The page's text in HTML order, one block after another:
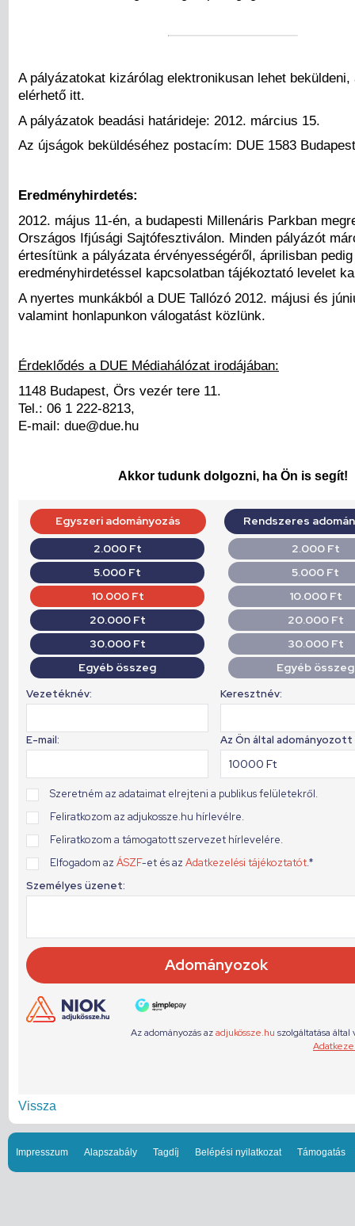
A pályázatokat kizárólag elektronikusan lehet
elérhető itt.
A pályázatok beadási határideje: 2012. március 15.
Az újságok beküldéséhez postacím: DUE 1583
Eredményhirdetés:
2012. május 11-én, a budapesti Millenáris Parkban
Országos Ifjúsági Sajtófesztiválon. Minden pályázót
értesítünk a pályázata érvényességéről, áprilisban
eredményhirdetéssel kapcsolatban tájékoztató levelet
A nyertes munkákból a DUE Tallózó 2012. májusi és
valamint honlapunkon válogatást közlünk.
Érdeklődés a DUE Médiahálózat irodájában:
1148 Budapest, Örs vezér tere 11.
Tel.: 06 1 222-8213,
E-mail: due@due.hu
Akkor tudunk dolgozni, ha Ön is segít!
Vissza
Impresszum Alapszabály Tagdíj Belépési nyilatkozat Támogatás